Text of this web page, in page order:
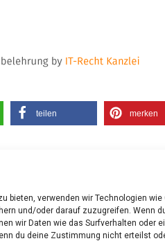
bieten, verwenden wir Technologien wie
und/oder darauf zuzugreifen. Wenn
wir Daten wie das Surfverhalten oder
du deine Zustimmung nicht erteilst
teilen merken